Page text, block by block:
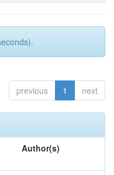
previous 1 next
Author(s)